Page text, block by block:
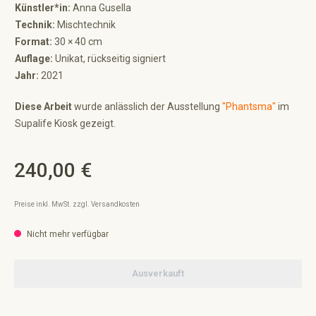
Künstler*in: Anna Gusella
Technik: Mischtechnik
Format: 30 × 40 cm
Auflage: Unikat, rückseitig signiert
Jahr: 2021
Diese Arbeitwurde anlässlich der Ausstellung "Phantsma" im
Supalife Kiosk gezeigt.
Regulärer Preis:
240,00 €
Preise inkl. MwSt. zzgl. Versandkosten
Nicht mehr verfügbar
Ausverkauft